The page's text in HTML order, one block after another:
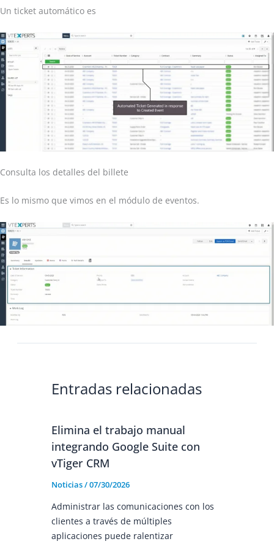
Un ticket automático es
Consulta los detalles del billete
Es lo mismo que vimos en el módulo de eventos.
Entradas relacionadas
Elimina el trabajo manual
integrando Google Suite con
vTiger CRM
Noticias/07/30/2026
Administrar las comunicaciones con los
clientes a través de múltiples
aplicaciones puede ralentizar